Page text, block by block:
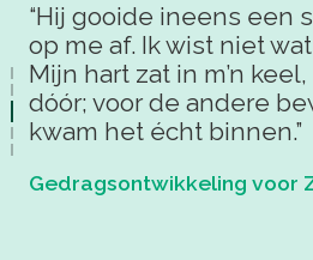
“Hij gooide ineens een
op me af. Ik wist niet
Mijn hart zat in m’n
dóór; voor de andere
kwam het écht binnen.”
Gedragsontwikkeling voor